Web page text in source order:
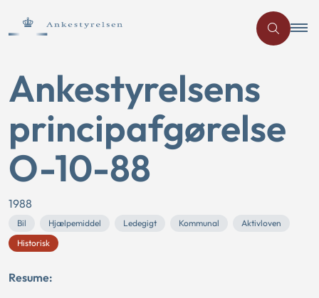
Ankestyrelsens
principafgørelse
O-10-88
1988
Bil Hjælpemiddel Ledegigt Kommunal
Aktivloven
Historisk
Resume: